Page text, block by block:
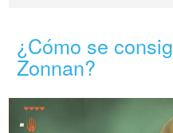
¿Cómo se
Zonnan?